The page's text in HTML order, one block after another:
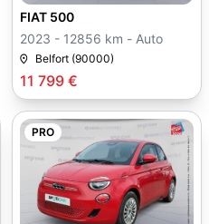
11 799 €
FIAT 500
2023 - 12856 km - Auto
Belfort (90000)
PRO